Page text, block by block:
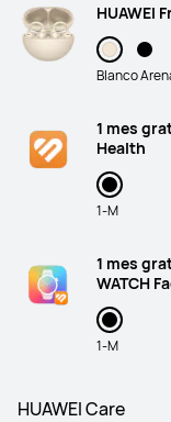
HUAWEI
Blanco
1 mes
Health
1-M
1 mes
WATCH
1-M
HUAWEI Care